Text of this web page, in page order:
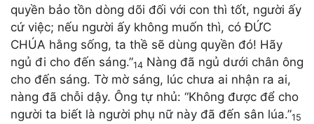
quyền bảo tồn dòng dõi đối với con thì tốt, người ấy
cứ việc; nếu người ấy không muốn thì, có ĐỨC
CHÚA hằng sống, ta thề sẽ dùng quyền đó! Hãy
ngủ đi cho đến sáng.”14 Nàng đã ngủ dưới chân ông
cho đến sáng. Tờ mờ sáng, lúc chưa ai nhận ra ai,
nàng đã chỗi dậy. Ông tự nhủ: “Không được để cho
người ta biết là người phụ nữ này đã đến sân lúa.”15